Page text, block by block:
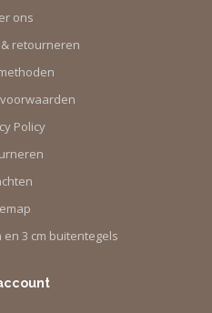
ons
retourneren
Policy
en 3 cm buitentegels